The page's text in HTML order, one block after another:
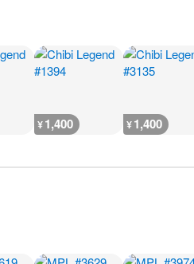
¥1,400 ¥1,400